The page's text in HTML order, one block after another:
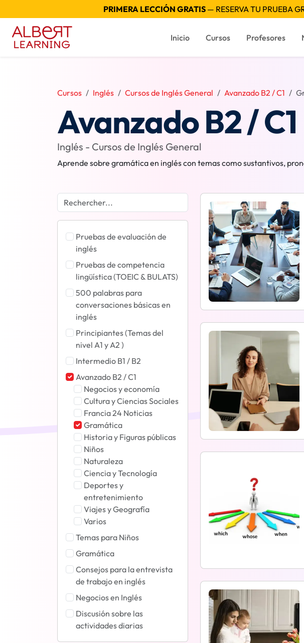
PRIMERA LECCIÓN GRATIS— RESERVA TU PRUEBA
Inicio Cursos Profesores
Cursos Inglés Cursos de Inglés General Avanzado B2 / C1
Avanzado B2 / C1
Inglés - Cursos de Inglés General
Aprende sobre gramática en inglés con temas como sustantivos,
Pruebas de evaluación de
inglés
Pruebas de competencia
lingüística (TOEIC & BULATS)
500 palabras para
conversaciones básicas en
inglés
Principiantes (Temas del
nivel A1 y A2 )
Intermedio B1 / B2
Avanzado B2 / C1
Negocios y economía
Cultura y Ciencias Sociales
Francia 24 Noticias
Gramática
Historia y Figuras públicas
Niños
Naturaleza
Ciencia y Tecnología
Deportes y
entretenimiento
Viajes y Geografía
Varios
Temas para Niños
Gramática
Consejos para la entrevista
de trabajo en inglés
Negocios en Inglés
Discusión sobre las
actividades diarias